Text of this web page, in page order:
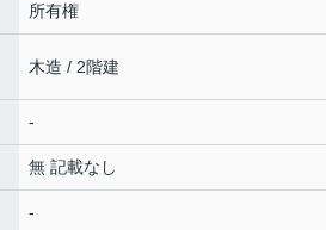
所有権
木造 / 2階建
-
無 記載なし
-